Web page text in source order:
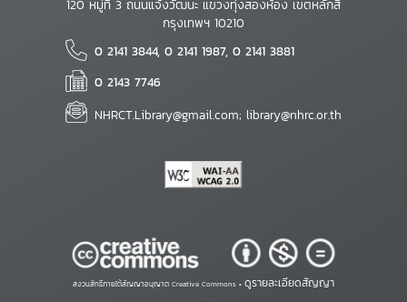
120 หมู่ที่ 3 ถนนแจ้งวัฒนะ แขวงทุ่งสองห้อง เขตหลักสี่
กรุงเทพฯ 10210
0 2141 3844, 0 2141 1987, 0 2141 3881
0 2143 7746
NHRCT.Library@gmail.com; library@nhrc.or.th
สงวนสิทธิ์ภายใต้สัญญาอนุญาต Creative Commons • ดูรายละเอียดสัญญา